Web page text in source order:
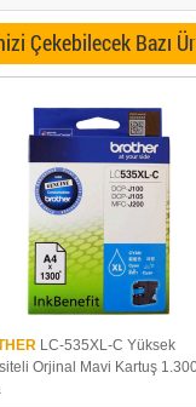
Çekebilecek Bazı
LC-535XL-C Yüksek
Orjinal Mavi Kartuş